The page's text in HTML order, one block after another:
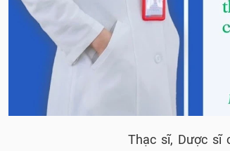
Thạc sĩ, Dược sĩ